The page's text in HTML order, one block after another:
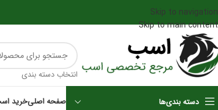
Skip to navigation
Skip to main content
انتخاب دسته بندی
دسته بندی‌ها صفحه اصلیخرید